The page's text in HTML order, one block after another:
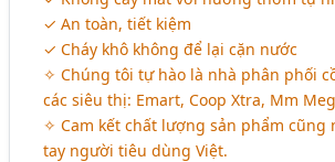
✓ An toàn, tiết kiệm
✓ Cháy khô không để lại cặn nước
✧ Chúng tôi tự hào là nhà phân phối
các siêu thị: Emart, Coop Xtra, Mm
✧ Cam kết chất lượng sản phẩm cũng
tay người tiêu dùng Việt.